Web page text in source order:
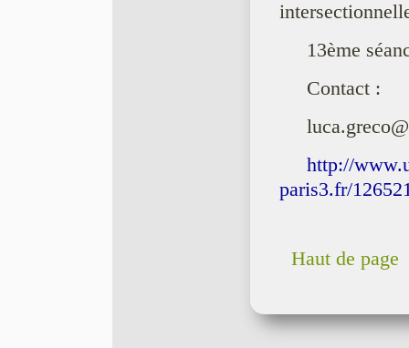
13ème
Contact :
http://
paris3.fr/
Haut de page